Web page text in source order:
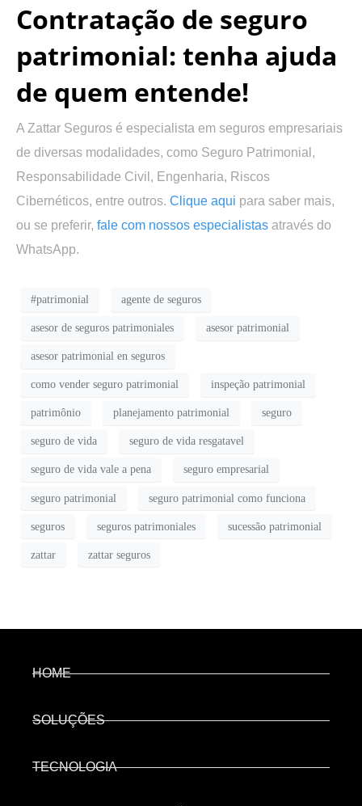
Contratação de seguro
patrimonial: tenha ajuda
de quem entende!
A Zattar Seguros é especialista em seguros empresariais
de diversas modalidades, como Seguro Patrimonial,
Responsabilidade Civil, Engenharia, Riscos
Cibernéticos, entre outros. Clique aqui para saber mais,
ou se preferir, fale com nossos especialistas através do
WhatsApp.
#patrimonial agente de seguros
asesor de seguros patrimoniales asesor patrimonial
asesor patrimonial en seguros
como vender seguro patrimonial inspeção patrimonial
patrimônio planejamento patrimonial seguro
seguro de vida seguro de vida resgatavel
seguro de vida vale a pena seguro empresarial
seguro patrimonial seguro patrimonial como funciona
seguros seguros patrimoniales sucessão patrimonial
zattar zattar seguros
HOME
SOLUÇÕES
TECNOLOGIA